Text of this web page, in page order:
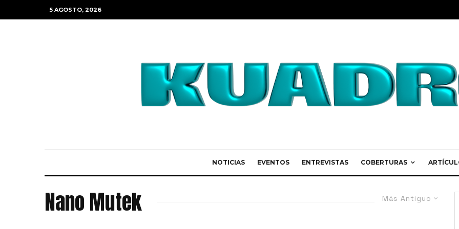
5 AGOSTO, 2026
NOTICIAS EVENTOS ENTREVISTAS COBERTURAS
Más Antiguo
Nano Mutek